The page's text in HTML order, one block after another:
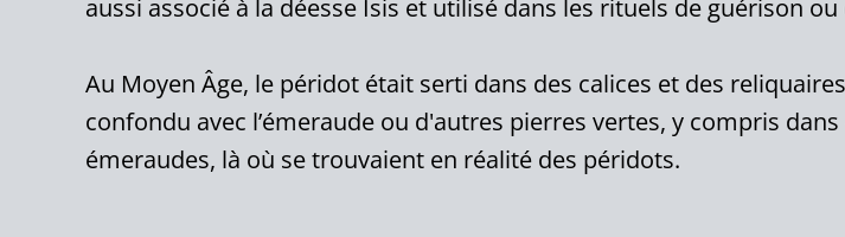
aussi associé à la déesse Isis et utilisé dans les rituels de guérison
Au Moyen Âge, le péridot était serti dans des calices et des
confondu avec l’émeraude ou d'autres pierres vertes, y compris
émeraudes, là où se trouvaient en réalité des péridots.